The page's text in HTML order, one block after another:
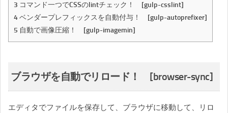
3 コマンド一つでCSSのlintチェック！ [gulp-csslint]
4ベンダープレフィックスを自動付与！ [gulp-autoprefixer]
5 自動で画像圧縮！ [gulp-imagemin]
ブラウザを自動でリロード！ [browser-sync]
エディタでファイルを保存して、ブラウザに移動して、リロ